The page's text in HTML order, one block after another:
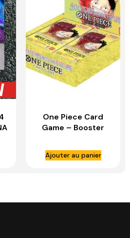
One Piece Card
Game – Booster
500 Years in the
future
Ajouter au panier